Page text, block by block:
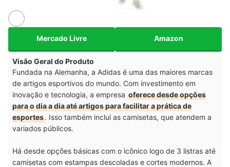
Mercado Livre Amazon
Visão Geral do Produto
Fundada na Alemanha, a Adidas é uma das maiores marcas
de artigos esportivos do mundo. Com investimento em
inovação e tecnologia, a empresa oferece desde opções
para o dia a dia até artigos para facilitar a prática de
esportes. Isso também inclui as camisetas, que atendem a
variados públicos.
Há desde opções básicas com o icônico logo de 3 listras até
camisetas com estampas descoladas e cortes modernos. A